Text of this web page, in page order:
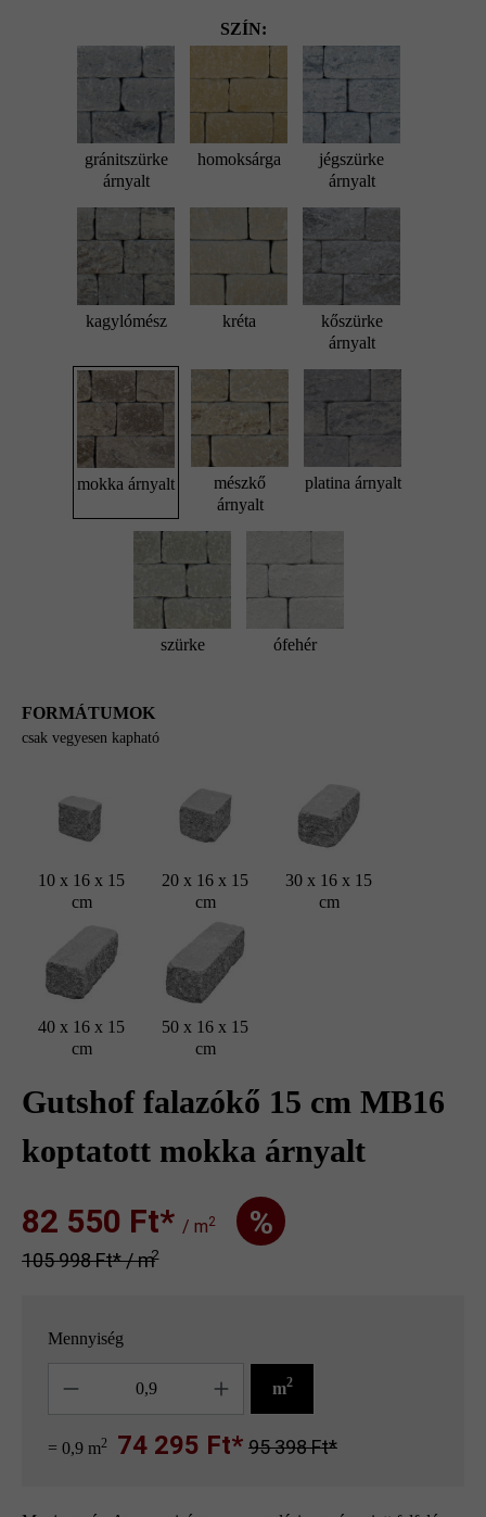
SZÍN:
gránitszürke
árnyalt
homoksárga
jégszürke
árnyalt
kagylómész kréta
kőszürke
árnyalt
mokka árnyalt
mészkő
árnyalt
platina árnyalt
szürke ófehér
FORMÁTUMOK
csak vegyesen kapható
10 x 16 x 15
cm
20 x 16 x 15
cm
30 x 16 x 15
cm
40 x 16 x 15
cm
50 x 16 x 15
cm
Gutshof falazókő 15 cm MB16
koptatott mokka árnyalt
82 550 Ft‎‎‎* / m2 %
105 998 Ft‎‎‎* / m2
Mennyiség
m2
= 0,9 m2 74 295 Ft* 95 398 Ft*